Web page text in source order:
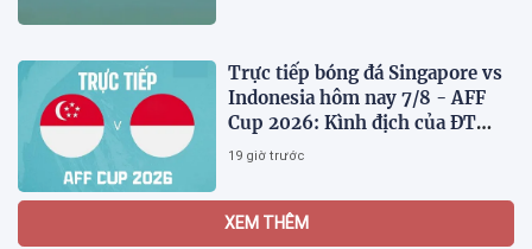
Trực tiếp bóng đá Singapore vs
Indonesia hôm nay 7/8 - AFF
Cup 2026: Kình địch của ĐT
Việt Nam thua đau?
19 giờ trước